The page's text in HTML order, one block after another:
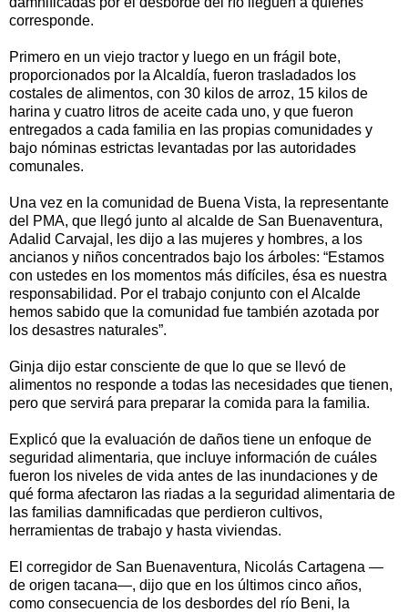
corresponde.
Primero en un viejo tractor y luego en un frágil bote,
proporcionados por la Alcaldía, fueron trasladados los
costales de alimentos, con 30 kilos de arroz, 15 kilos de
harina y cuatro litros de aceite cada uno, y que fueron
entregados a cada familia en las propias comunidades y
bajo nóminas estrictas levantadas por las autoridades
comunales.
Una vez en la comunidad de Buena Vista, la representante
del PMA, que llegó junto al alcalde de San Buenaventura,
Adalid Carvajal, les dijo a las mujeres y hombres, a los
ancianos y niños concentrados bajo los árboles: “Estamos
con ustedes en los momentos más difíciles, ésa es nuestra
responsabilidad. Por el trabajo conjunto con el Alcalde
hemos sabido que la comunidad fue también azotada por
los desastres naturales”.
Ginja dijo estar consciente de que lo que se llevó de
alimentos no responde a todas las necesidades que tienen,
pero que servirá para preparar la comida para la familia.
Explicó que la evaluación de daños tiene un enfoque de
seguridad alimentaria, que incluye información de cuáles
fueron los niveles de vida antes de las inundaciones y de
qué forma afectaron las riadas a la seguridad alimentaria de
las familias damnificadas que perdieron cultivos,
herramientas de trabajo y hasta viviendas.
El corregidor de San Buenaventura, Nicolás Cartagena —
de origen tacana—, dijo que en los últimos cinco años,
como consecuencia de los desbordes del río Beni, la